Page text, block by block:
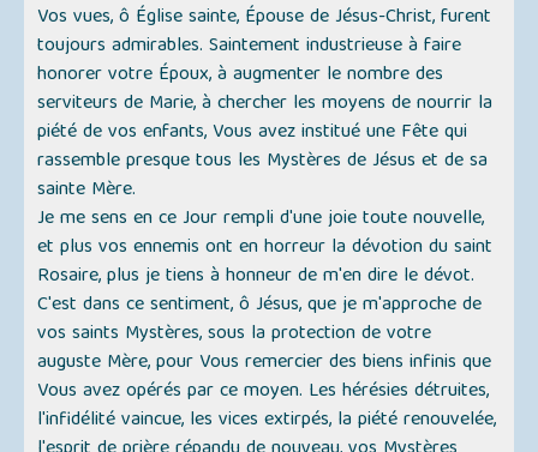
Vos vues, ô Église sainte, Épouse de Jésus-Christ, furent
toujours admirables. Saintement industrieuse à faire
honorer votre Époux, à augmenter le nombre des
serviteurs de Marie, à chercher les moyens de nourrir la
piété de vos enfants, Vous avez institué une Fête qui
rassemble presque tous les Mystères de Jésus et de sa
sainte Mère.
Je me sens en ce Jour rempli d'une joie toute nouvelle,
et plus vos ennemis ont en horreur la dévotion du saint
Rosaire, plus je tiens à honneur de m'en dire le dévot.
C'est dans ce sentiment, ô Jésus, que je m'approche de
vos saints Mystères, sous la protection de votre
auguste Mère, pour Vous remercier des biens infinis que
Vous avez opérés par ce moyen. Les hérésies détruites,
l'infidélité vaincue, les vices extirpés, la piété renouvelée,